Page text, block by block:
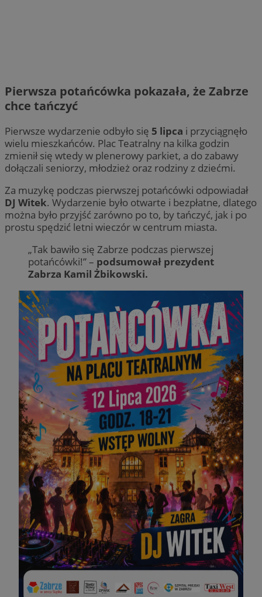
Pierwsza potańcówka pokazała, że Zabrze
chce tańczyć
Pierwsze wydarzenie odbyło się 5 lipca i przyciągnęło
wielu mieszkańców. Plac Teatralny na kilka godzin
zmienił się wtedy w plenerowy parkiet, a do zabawy
dołączali seniorzy, młodzież oraz rodziny z dziećmi.
Za muzykę podczas pierwszej potańcówki odpowiadał
DJ Witek. Wydarzenie było otwarte i bezpłatne, dlatego
można było przyjść zarówno po to, by tańczyć, jak i po
prostu spędzić letni wieczór w centrum miasta.
„Tak bawiło się Zabrze podczas pierwszej
potańcówki!” – podsumował prezydent
Zabrza Kamil Żbikowski.